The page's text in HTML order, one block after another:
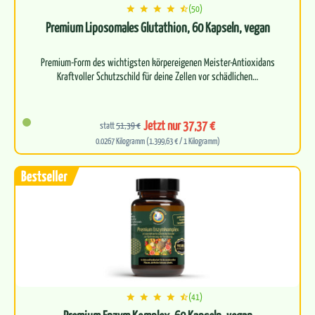
(50)
Premium Liposomales Glutathion, 60 Kapseln, vegan
Premium-Form des wichtigsten körpereigenen Meister-Antioxidans
Kraftvoller Schutzschild für deine Zellen vor schädlichen…
statt51,39 € Jetzt nur 37,37 €
0.0267 Kilogramm (1.399,63 € / 1 Kilogramm)
(41)